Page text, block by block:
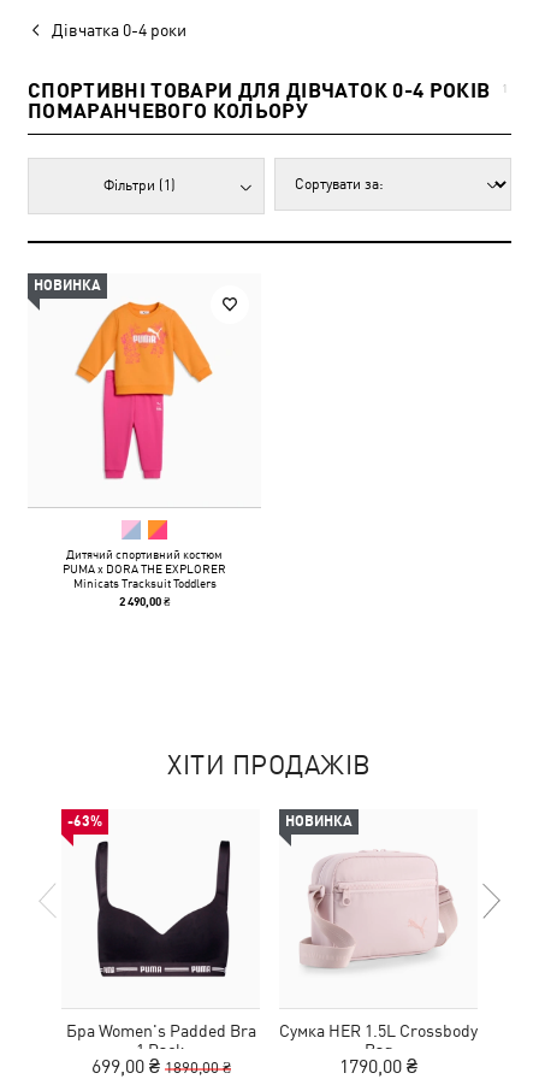
Дівчатка 0-4 роки
СПОРТИВНІ ТОВАРИ ДЛЯ ДІВЧАТОК 0-4 РОКІВ
ПОМАРАНЧЕВОГО КОЛЬОРУ
1
Фільтри (1)
НОВИНКА
Дитячий спортивний костюм
PUMA x DORA THE EXPLORER
Minicats Tracksuit Toddlers
2 490,00 ₴
ХІТИ ПРОДАЖІВ
-63%
Бра Women's Padded Bra
1 Pack
699,00 ₴ 1890,00 ₴
НОВИНКА
Сумка HER 1.5L Crossbody
Bag
1790,00 ₴